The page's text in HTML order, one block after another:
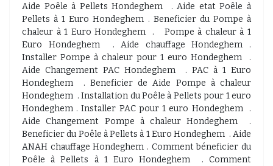
Aide Poêle à Pellets Hondeghem . Aide etat Poêle à
Pellets à 1 Euro Hondeghem . Beneficier du Pompe à
chaleur à 1 Euro Hondeghem . Pompe à chaleur à 1
Euro Hondeghem . Aide chauffage Hondeghem .
Installer Pompe à chaleur pour 1 euro Hondeghem .
Aide Changement PAC Hondeghem . PAC à 1 Euro
Hondeghem . Beneficier de Aide Pompe à chaleur
Hondeghem . Installation du Poêle à Pellets pour 1 euro
Hondeghem . Installer PAC pour 1 euro Hondeghem .
Aide Changement Pompe à chaleur Hondeghem .
Beneficier du Poêle à Pellets à 1 Euro Hondeghem . Aide
ANAH chauffage Hondeghem . Comment béneficier du
Poêle à Pellets à 1 Euro Hondeghem . Comment